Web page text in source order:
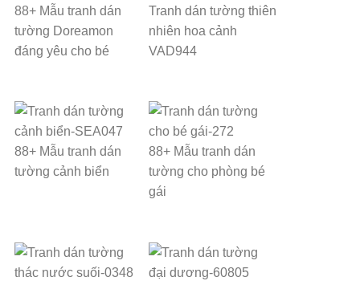
88+ Mẫu tranh dán
tường Doreamon
đáng yêu cho bé
Tranh dán tường thiên
nhiên hoa cảnh
VAD944
88+ Mẫu tranh dán
tường cảnh biển
88+ Mẫu tranh dán
tường cho phòng bé
gái